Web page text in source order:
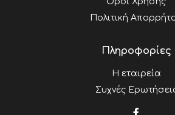
Πολιτική
Πληροφορίες
Η εταιρεία
Συχνές